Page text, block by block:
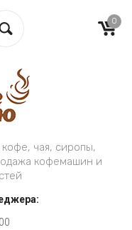
0
чая, сиропы,
кофемашин и